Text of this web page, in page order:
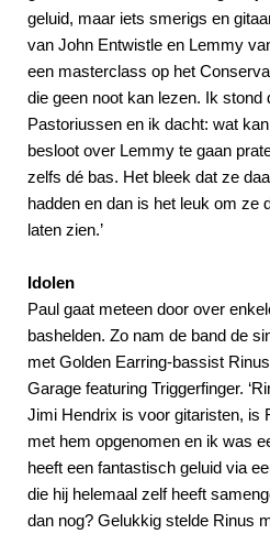
geluid, maar iets smerigs en
van John Entwistle en Lemmy
een masterclass op het
die geen noot kan lezen. Ik stond
Pastoriussen en ik dacht: wat
besloot over Lemmy te gaan
zelfs dé bas. Het bleek dat ze
hadden en dan is het leuk om ze
laten zien.’
Idolen
Paul gaat meteen door over
bashelden. Zo nam de band de
met Golden Earring-bassist
Garage featuring Triggerfinger.
Jimi Hendrix is voor gitaristen, is
met hem opgenomen en ik was
heeft een fantastisch geluid via
die hij helemaal zelf heeft
dan nog? Gelukkig stelde Rinus